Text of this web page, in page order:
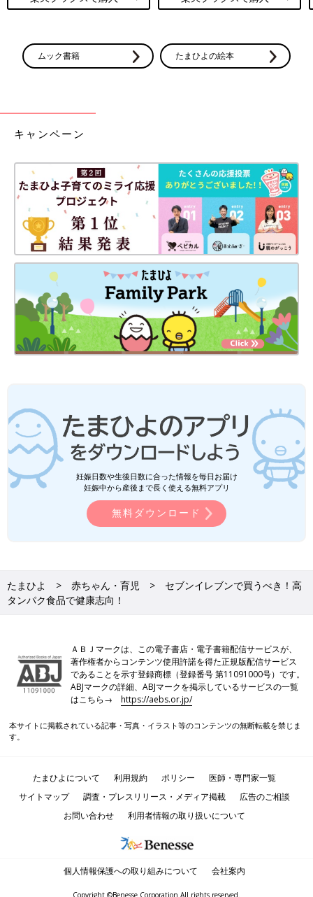
ムック書籍 たまひよの絵本
キャンペーン
妊娠日数や生後日数に合った情報を毎日お届け
妊娠中から産後まで長く使える無料アプリ
無料ダウンロード
たまひよ 赤ちゃん・育児
セブンイレブンで買うべき！高
タンパク食品で健康志向！
ＡＢＪマークは、この電子書店・電子書籍配信サービスが、
著作権者からコンテンツ使用許諾を得た正規版配信サービス
であることを示す登録商標（登録番号 第11091000号）です。
ABJマークの詳細、ABJマークを掲示しているサービスの一覧
はこちら→https://aebs.or.jp/
本サイトに掲載されている記事・写真・イラスト等のコンテンツの無断転載を禁じま
す。
たまひよについて 利用規約 ポリシー
医師・専門家一覧
サイトマップ
調査・プレスリリース・メディア掲載
広告のご相談
お問い合わせ
利用者情報の取り扱いについて
個人情報保護への取り組みについて 会社案内
Copyright ©Benesse Corporation All rights reserved.